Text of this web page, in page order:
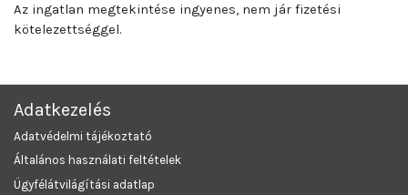
Az ingatlan megtekintése ingyenes, nem jár fizetési
kötelezettséggel.
Adatkezelés
Adatvédelmi tájékoztató
Általános használati feltételek
Ügyfélátvilágítási adatlap